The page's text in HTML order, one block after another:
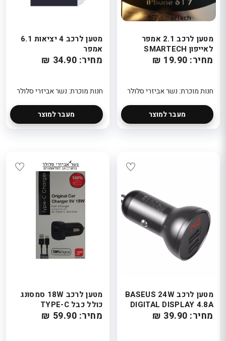
מטען לרכב 2.1 אמפר
לאייפון SMARTECH
מחיר: 19.90 ₪
חנות מוכרת: נשר אביזרי סלולר
מעבר למוצר
מטען לרכב 4 יציאות 6.1
אמפר
מחיר: 34.90 ₪
חנות מוכרת: נשר אביזרי סלולר
מעבר למוצר
מטען לרכב BASEUS 24W
DIGITAL DISPLAY 4.8A
מחיר: 39.90 ₪
מטען לרכב 18W סמסונג
כולל כבל TYPE-C
מחיר: 59.90 ₪